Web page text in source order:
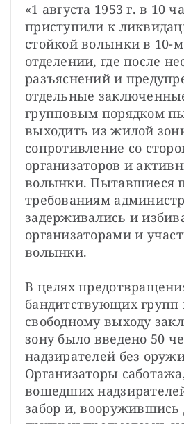
«1 августа 1953 г. в 10
приступили к
стойкой волынки в 10-
отделении, где после
разъяснений и
отдельные
групповым порядком
выходить из жилой
сопротивление со
организаторов и
волынки. Пытавшиеся
требованиям
задерживались и
организаторами и
волынки.
В целях
бандитствующих групп
свободному выходу
зону было введено 50
надзирателей без
Организаторы
вошедших
забор и, вооружившись